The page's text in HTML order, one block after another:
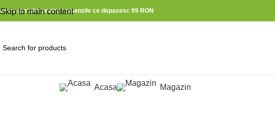
Skip to main content
gratuita pentru comenzile ce depasesc 99 RON
Acasa Magazin